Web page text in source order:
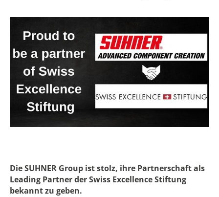
Die SUHNER Group ist stolz, ihre Partnerschaft als
Leading Partner der Swiss Excellence Stiftung
bekannt zu geben.